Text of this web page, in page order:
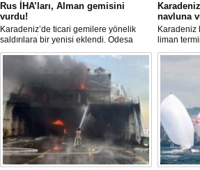
Rus İHA’ları, Alman gemisini
vurdu!
Karadeniz’de ticari gemilere yönelik
saldırılara bir yenisi eklendi. Odesa
açıklarında birden fazla İHA’nın hedef
aldığı Alman işletmesindeki Emil
gemisinde yangın çıktı; teknik sistemler
durunca mürettebat tahliye edildi.
navluna
Karadeniz
liman
artması
sekteye
ortalama
bin doları
primleri iki